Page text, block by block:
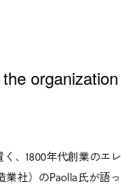
organization
、1800年代創業のエレ
社）のPaolla氏が語っ